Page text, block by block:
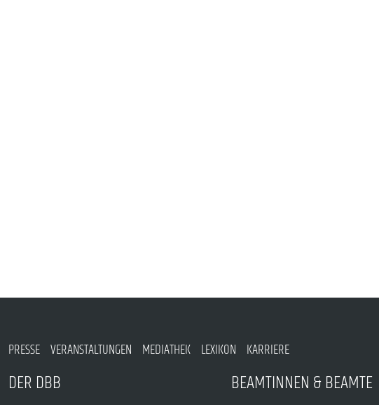
PRESSE VERANSTALTUNGEN MEDIATHEK LEXIKON KARRIERE
DER DBB BEAMTINNEN & BEAMTE